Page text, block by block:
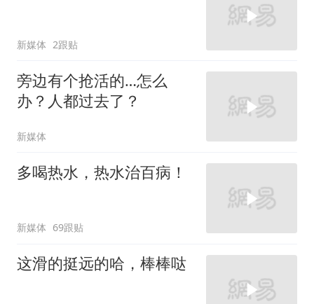
新媒体 2跟贴
旁边有个抢活的…怎么
办？人都过去了？
新媒体
多喝热水，热水治百病！
新媒体 69跟贴
这滑的挺远的哈，棒棒哒